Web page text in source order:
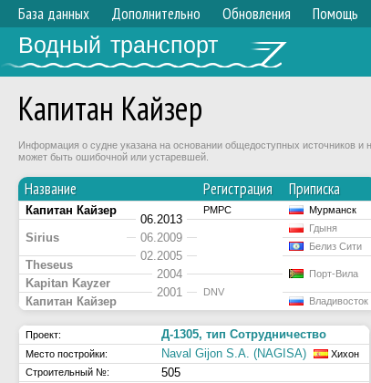
База данных Дополнительно Обновления Помощь
Водный транспорт
Капитан Кайзер
Информация о судне указана на основании общедоступных источников и
может быть ошибочной или устаревшей.
Название Регистрация Приписка
Капитан Кайзер
06.2013
РМРС Мурманск
Sirius 06.2009
Гдыня
02.2005
Белиз Сити
Theseus
2004 Порт-Вила
Kapitan Kayzer
2001 DNV
Капитан Кайзер Владивосток
Проект: Д-1305, тип Сотрудничество
Место постройки: Naval Gijon S.A. (NAGISA)
Хихон
Строительный №:
505